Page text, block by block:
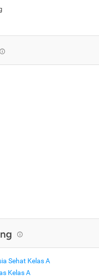
Sehat Kelas A
Kelas A